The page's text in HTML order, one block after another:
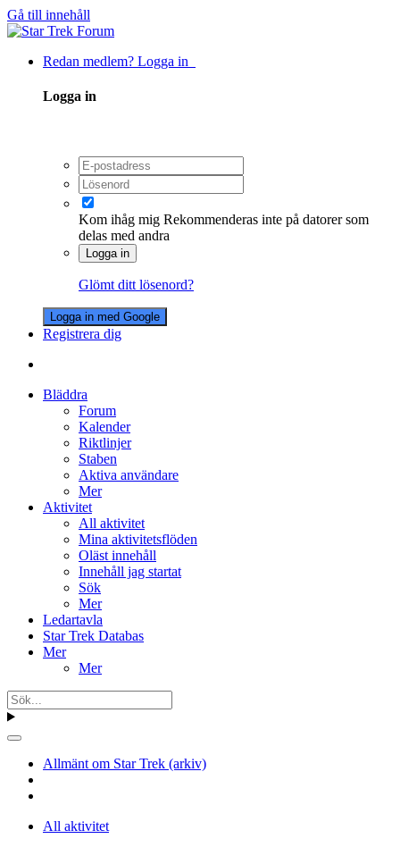
Gå till innehåll
Redan medlem? Logga in
Logga in
Kom ihåg mig Rekommenderas inte på datorer som
delas med andra
Logga in
Glömt ditt lösenord?
Logga in med Google
Registrera dig
Bläddra
Forum
Kalender
Riktlinjer
Staben
Aktiva användare
Mer
Aktivitet
All aktivitet
Mina aktivitetsflöden
Oläst innehåll
Innehåll jag startat
Sök
Mer
Ledartavla
Star Trek Databas
Mer
Mer
Allmänt om Star Trek (arkiv)
All aktivitet